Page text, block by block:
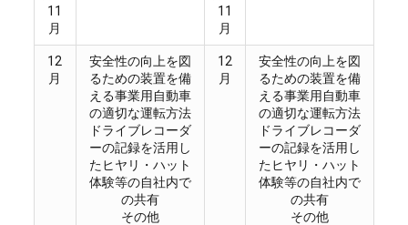
11
月
11
月
12
月
安全性の向上を図
るための装置を備
える事業用自動車
の適切な運転方法
ドライブレコーダ
ーの記録を活用し
たヒヤリ・ハット
体験等の自社内で
の共有
その他
12
月
安全性の向上を図
るための装置を備
える事業用自動車
の適切な運転方法
ドライブレコーダ
ーの記録を活用し
たヒヤリ・ハット
体験等の自社内で
の共有
その他